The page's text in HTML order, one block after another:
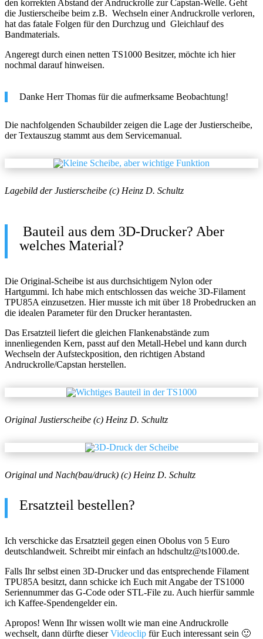
den korrekten Abstand der Andruckrolle zur Capstan-Welle. Geht
die Justierscheibe beim z.B. Wechseln einer Andruckrolle verloren,
hat das fatale Folgen für den Durchzug und Gleichlauf des
Bandmaterials.
Angeregt durch einen netten TS1000 Besitzer, möchte ich hier
nochmal darauf hinweisen.
Danke Herr Thomas für die aufmerksame Beobachtung!
Die nachfolgenden Schaubilder zeigen die Lage der Justierscheibe,
der Textauszug stammt aus dem Servicemanual.
Lagebild der Justierscheibe (c) Heinz D. Schultz
Bauteil aus dem 3D-Drucker? Aber
welches Material?
Die Original-Scheibe ist aus durchsichtigem Nylon oder
Hartgummi. Ich habe mich entschlossen das weiche 3D-Filament
TPU85A einzusetzen. Hier musste ich mit über 18 Probedrucken an
die idealen Parameter für den Drucker herantasten.
Das Ersatzteil liefert die gleichen Flankenabstände zum
innenliegenden Kern, passt auf den Metall-Hebel und kann durch
Wechseln der Aufsteckposition, den richtigen Abstand
Andruckrolle/Capstan herstellen.
Original Justierscheibe (c) Heinz D. Schultz
Original und Nach(bau/druck) (c) Heinz D. Schultz
Ersatzteil bestellen?
Ich verschicke das Ersatzteil gegen einen Obolus von 5 Euro
deutschlandweit. Schreibt mir einfach an hdschultz@ts1000.de.
Falls Ihr selbst einen 3D-Drucker und das entsprechende Filament
TPU85A besitzt, dann schicke ich Euch mit Angabe der TS1000
Seriennummer das G-Code oder STL-File zu. Auch hierfür sammle
ich Kaffee-Spendengelder ein.
Apropos! Wenn Ihr wissen wollt wie man eine Andruckrolle
wechselt, dann dürfte dieserVideoclip für Euch interessant sein 🙂